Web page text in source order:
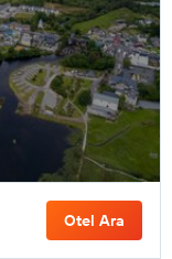
Otel Ara